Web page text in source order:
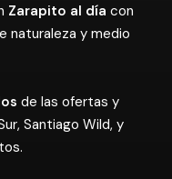
Zarapito al día con
naturaleza y medio
de las ofertas y
Santiago Wild, y